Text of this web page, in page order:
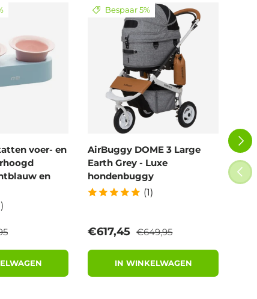
voer- en
en
prijs
Bespaar 5%
AirBuggy DOME 3 Large
Earth Grey - Luxe
hondenbuggy
(1)
Verkoopprijs
€617,45 Reguliere prijs
€649,95
IN WINKELWAGEN